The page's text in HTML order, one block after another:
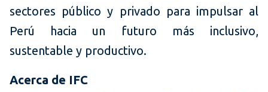
sectores público y privado para impulsar al
Perú hacia un futuro más inclusivo,
sustentable y productivo.
Acerca de IFC